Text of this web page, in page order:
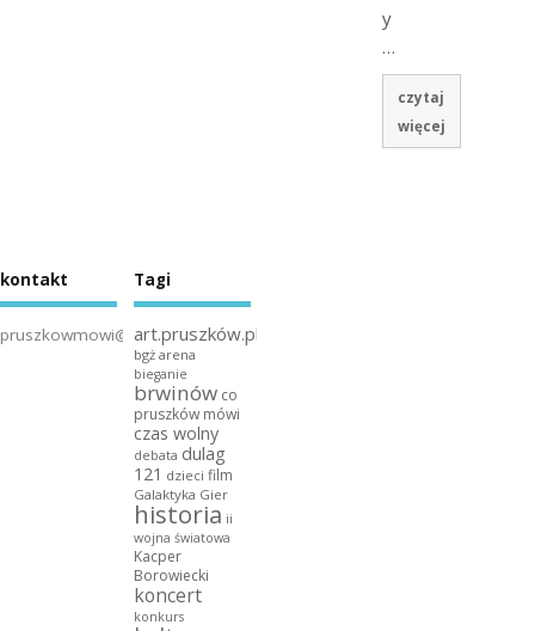
y
…
czytaj
więcej
kontakt
pruszkowmowi@gmail.com
Tagi
art.pruszków.pl
bgż arena
bieganie
brwinów co
pruszków mówi
czas wolny
debata dulag
121 dzieci film
Galaktyka Gier
historia ii
wojna światowa
Kacper
Borowiecki
koncert
konkurs